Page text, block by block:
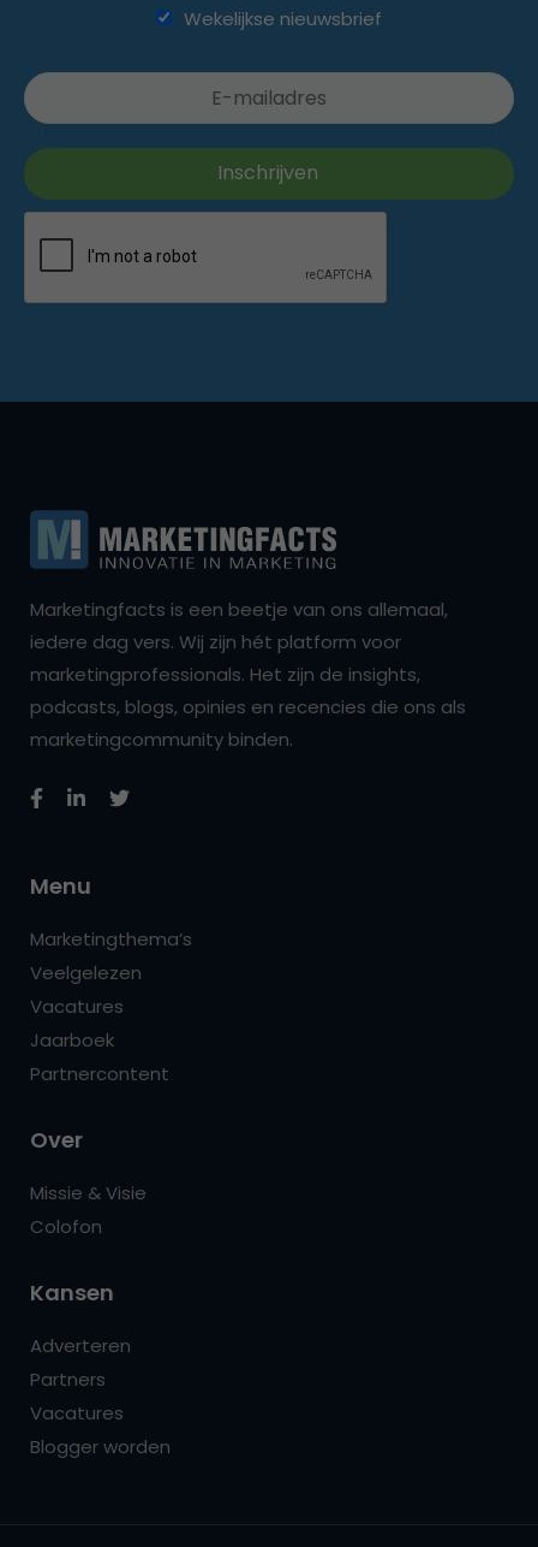
Wekelijkse nieuwsbrief
Marketingfacts is een beetje van ons allemaal,
iedere dag vers. Wij zijn hét platform voor
marketingprofessionals. Het zijn de insights,
podcasts, blogs, opinies en recencies die ons als
marketingcommunity binden.
Menu
Marketingthema’s
Veelgelezen
Vacatures
Jaarboek
Partnercontent
Over
Missie & Visie
Colofon
Kansen
Adverteren
Partners
Vacatures
Blogger worden